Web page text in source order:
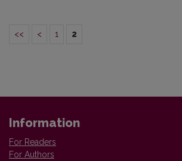
<< < 1 2
Information
For Readers
For Authors